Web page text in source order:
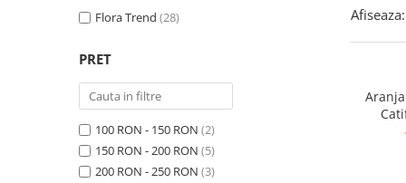
Flora Trend (28)
PRET
100 RON - 150 RON (2)
150 RON - 200 RON (5)
200 RON - 250 RON (3)
Afiseaza: